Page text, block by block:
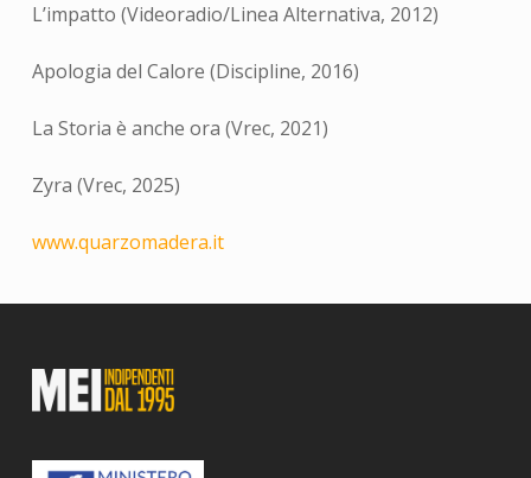
L’impatto (Videoradio/Linea Alternativa, 2012)
Apologia del Calore (Discipline, 2016)
La Storia è anche ora (Vrec, 2021)
Zyra (Vrec, 2025)
www.quarzomadera.it